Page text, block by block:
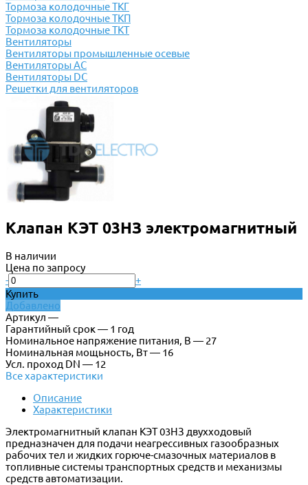
Тормоза колодочные ТКГ
Тормоза колодочные ТКП
Тормоза колодочные ТКТ
Вентиляторы
Вентиляторы промышленные осевые
Вентиляторы АС
Вентиляторы DC
Решетки для вентиляторов
Клапан КЭТ 03НЗ электромагнитный
В наличии
Цена по запросу
-
+
Купить
Добавлено
Артикул —
Гарантийный срок — 1 год
Номинальное напряжение питания, В — 27
Номинальная мощьность, Вт — 16
Усл. проход DN — 12
Все характеристики
Описание
Характеристики
Электромагнитный клапан КЭТ 03НЗ двухходовый
предназначен для подачи неагрессивных газообразных
рабочих тел и жидких горюче-смазочных материалов в
топливные системы транспортных средств и механизмы
средств автоматизации.